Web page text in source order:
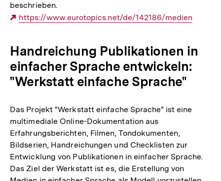
beschrieben.
Externer
https://www.eurotopics.net/de/142186/medien
Handreichung Publikationen in
einfacher Sprache entwickeln:
"Werkstatt einfache Sprache"
Das Projekt "Werkstatt einfache Sprache" ist eine
multimediale Online-Dokumentation aus
Erfahrungsberichten, Filmen, Tondokumenten,
Bildserien, Handreichungen und Checklisten zur
Entwicklung von Publikationen in einfacher Sprache.
Das Ziel der Werkstatt ist es, die Erstellung von